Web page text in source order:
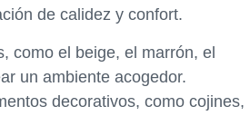
de calidez y confort.
como el beige, el marrón, el
un ambiente acogedor.
decorativos, como cojines,